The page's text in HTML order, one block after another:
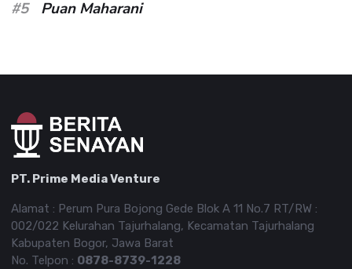
#5
Puan Maharani
PT. Prime Media Venture
Alamat : Perum Pura Bojong Gede Blok A 11 No.7 RT/RW :
002/022 Kelurahan Tajurhalang, Kecamatan Tajurhalang
Kabupaten Bogor, Jawa Barat
No. Telpon : 0878-8739-1228